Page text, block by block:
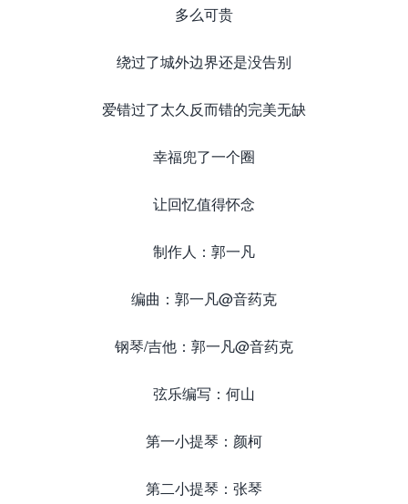
多么可贵
绕过了城外边界还是没告别
爱错过了太久反而错的完美无缺
幸福兜了一个圈
让回忆值得怀念
制作人：郭一凡
编曲：郭一凡@音药克
钢琴/吉他：郭一凡@音药克
弦乐编写：何山
第一小提琴：颜柯
第二小提琴：张琴